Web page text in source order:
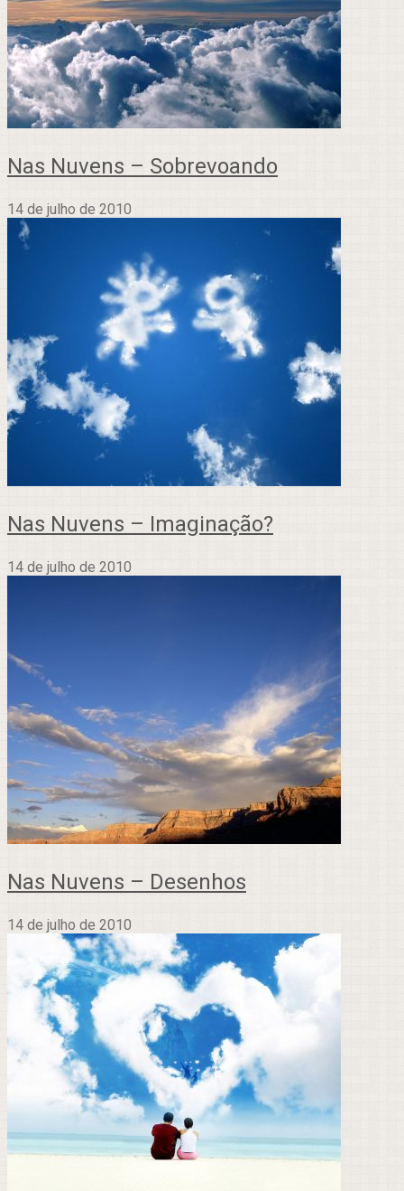
Nas Nuvens – Sobrevoando
14 de julho de 2010
Nas Nuvens – Imaginação?
14 de julho de 2010
Nas Nuvens – Desenhos
14 de julho de 2010